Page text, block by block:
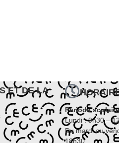
ET DE LA
Période scolaire
Lundi : 9h30 –
Du mardi au
18h30